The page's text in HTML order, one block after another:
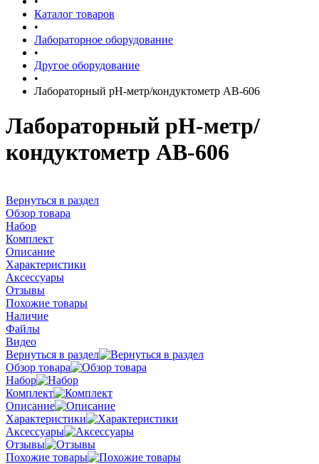
Каталог товаров
•
Лабораторное оборудование
•
Другое оборудование
•
Лабораторный pH-метр/кондуктометр АВ-606
Лабораторный pH-метр/
кондуктометр АВ-606
Вернуться в раздел
Обзор товара
Набор
Комплект
Описание
Характеристики
Аксессуары
Отзывы
Похожие товары
Наличие
Файлы
Видео
Вернуться в раздел
Обзор товара
Набор
Комплект
Описание
Характеристики
Аксессуары
Отзывы
Похожие товары